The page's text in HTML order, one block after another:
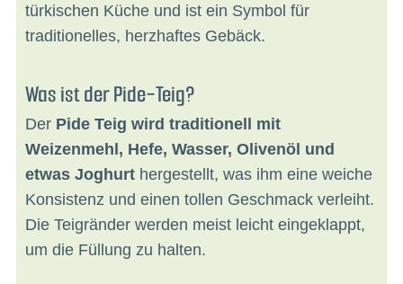
türkischen Küche und ist ein Symbol für
traditionelles, herzhaftes Gebäck.
Was ist der Pide-Teig?
Der Pide Teig wird traditionell mit
Weizenmehl, Hefe, Wasser, Olivenöl und
etwas Joghurthergestellt, was ihm eine weiche
Konsistenz und einen tollen Geschmack verleiht.
Die Teigränder werden meist leicht eingeklappt,
um die Füllung zu halten.